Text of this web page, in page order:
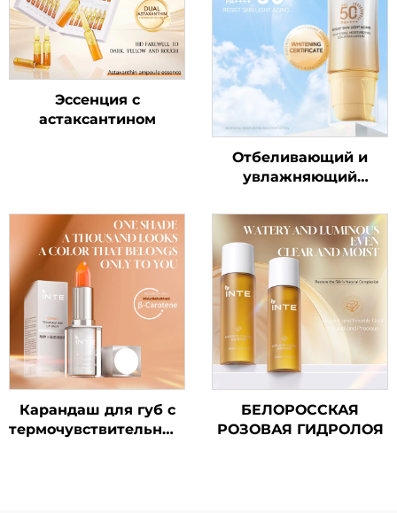
Эссенция с
астаксантином
Отбеливающий и
увлажняющий
солнцезащитный
лосьон SPF50+ PA++++
Карандаш для губ с
термочувствительным
БЕЛОРОССКАЯ
РОЗОВАЯ ГИДРОЛОЯ